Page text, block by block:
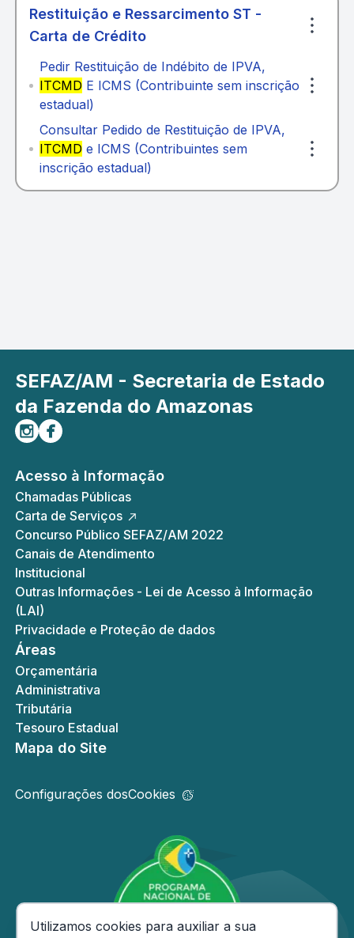
Restituição e Ressarcimento ST -
Carta de Crédito
Pedir Restituição de Indébito de IPVA,
ITCMD E ICMS (Contribuinte sem inscrição
estadual)
Consultar Pedido de Restituição de IPVA,
ITCMD e ICMS (Contribuintes sem
inscrição estadual)
SEFAZ/AM - Secretaria de Estado
da Fazenda do Amazonas
Siga-nos no Instagram
Curta-nos no Facebook
Acesso à Informação
Chamadas Públicas
Carta de Serviços
Concurso Público SEFAZ/AM 2022
Canais de Atendimento
Institucional
Outras Informações - Lei de Acesso à Informação
(LAI)
Privacidade e Proteção de dados
Áreas
Orçamentária
Administrativa
Tributária
Tesouro Estadual
Mapa do Site
Configurações dosCookies
Consentimento de Cookies
Utilizamos cookies para auxiliar a sua